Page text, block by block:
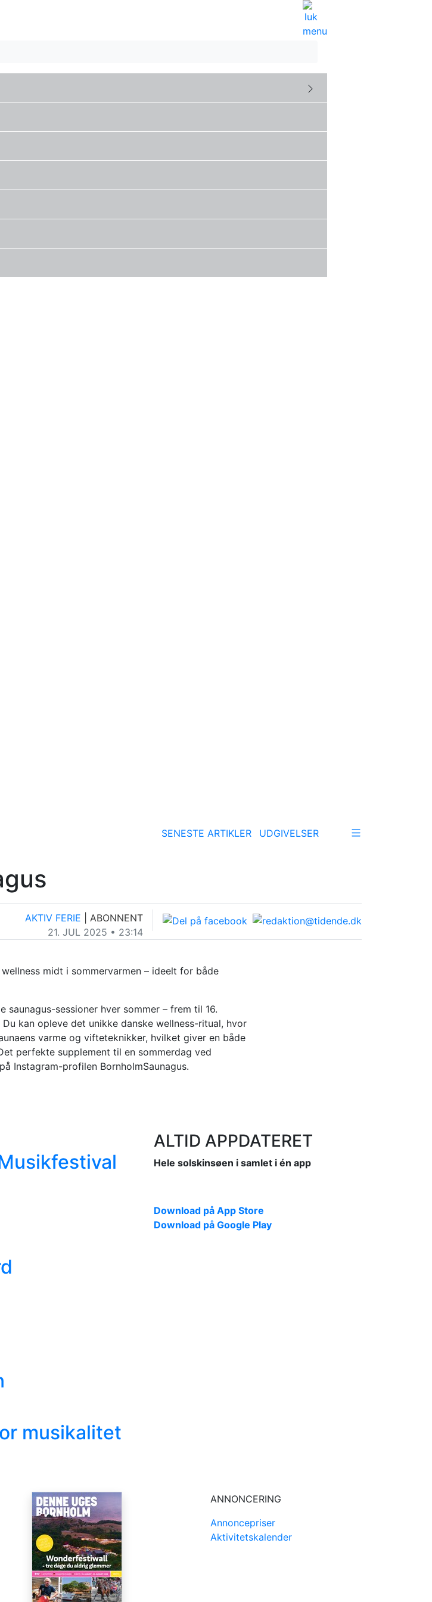
SENESTE ARTIKLER UDGIVELSER
AKTIV FERIE | ABONNENT
21. JUL 2025 • 23:14
midt i sommervarmen – ideelt for både
saunagus-sessioner hver sommer – frem til 16.
kan opleve det unikke danske wellness-ritual, hvor
varme og vifteteknikker, hvilket giver en både
perfekte supplement til en sommerdag ved
Instagram-profilen BornholmSaunagus.
ALTID APPDATERET
Hele solskinsøen i samlet i én app
Download på App Store
Download på Google Play
musikalitet
ANNONCERING
Annoncepriser
Aktivitetskalender